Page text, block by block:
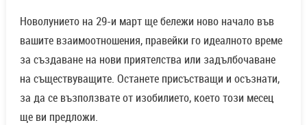
Новолунието на 29-и март ще бележи ново начало във
вашите взаимоотношения, правейки го идеалното време
за създаване на нови приятелства или задълбочаване
на съществуващите. Останете присъстващи и осъзнати,
за да се възползвате от изобилието, което този месец
ще ви предложи.